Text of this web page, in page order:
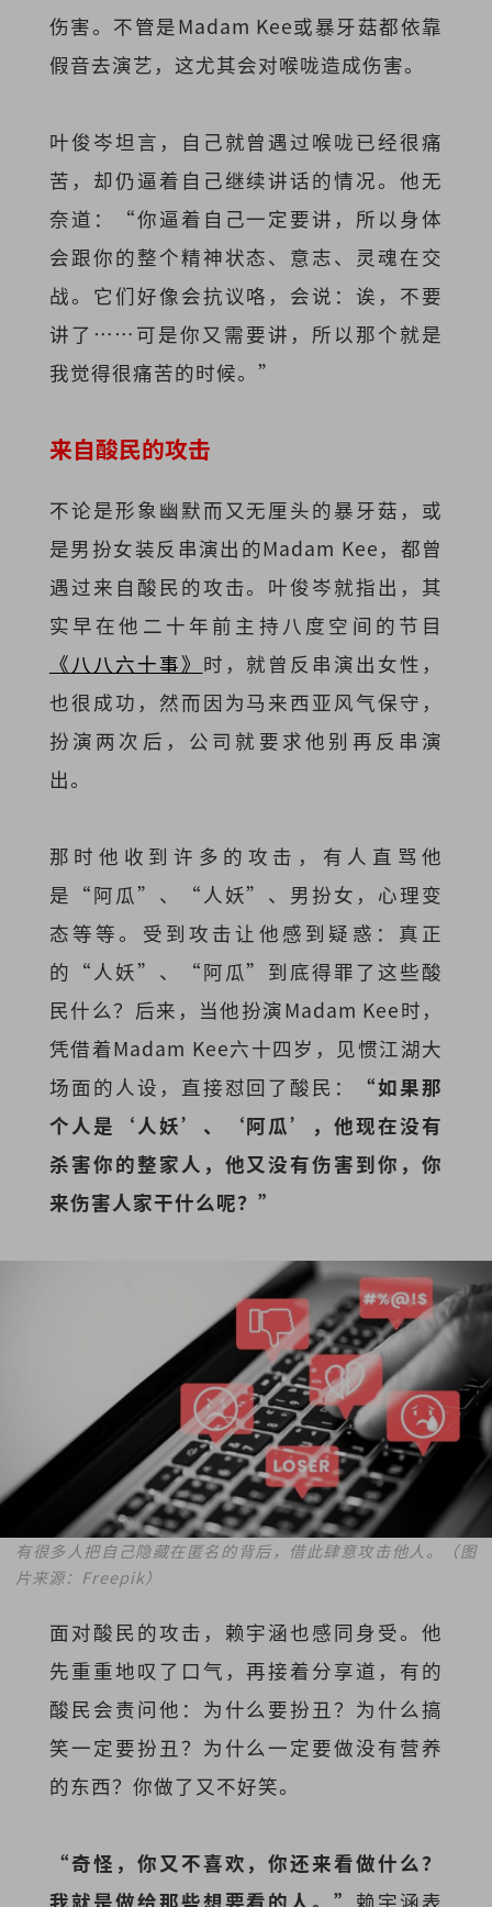
伤害。不管是Madam Kee或暴牙菇都依靠
假音去演艺，这尤其会对喉咙造成伤害。
叶俊岑坦言，自己就曾遇过喉咙已经很痛
苦，却仍逼着自己继续讲话的情况。他无
奈道：“你逼着自己一定要讲，所以身体
会跟你的整个精神状态、意志、灵魂在交
战。它们好像会抗议咯，会说：诶，不要
讲了……可是你又需要讲，所以那个就是
我觉得很痛苦的时候。”
来自酸民的攻击
不论是形象幽默而又无厘头的暴牙菇，或
是男扮女装反串演出的Madam Kee，都曾
遇过来自酸民的攻击。叶俊岑就指出，其
实早在他二十年前主持八度空间的节目
《八八六十事》 时，就曾反串演出女性，
也很成功，然而因为马来西亚风气保守，
扮演两次后，公司就要求他别再反串演
出。
那时他收到许多的攻击，有人直骂他
是“阿瓜”、“人妖”、男扮女，心理变
态等等。受到攻击让他感到疑惑：真正
的“人妖”、“阿瓜”到底得罪了这些酸
民什么？后来，当他扮演Madam Kee时，
凭借着Madam Kee六十四岁，见惯江湖大
场面的人设，直接怼回了酸民：
“如果那
个人是‘人妖’、‘阿瓜’，他现在没有
杀害你的整家人，他又没有伤害到你，你
来伤害人家干什么呢？”
有很多人把自己隐藏在匿名的背后，借此肆意攻击他人。（图
片来源：Freepik）
面对酸民的攻击，赖宇涵也感同身受。他
先重重地叹了口气，再接着分享道，有的
酸民会责问他：为什么要扮丑？为什么搞
笑一定要扮丑？为什么一定要做没有营养
的东西？你做了又不好笑。
“奇怪，你又不喜欢，你还来看做什么？
我就是做给那些想要看的人。” 赖宇涵表